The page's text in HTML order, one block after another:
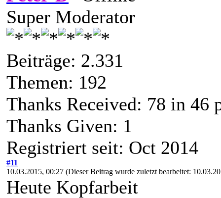
Super Moderator
Beiträge: 2.331
Themen: 192
Thanks Received: 78 in 46
Thanks Given: 1
Registriert seit: Oct 2014
#11
10.03.2015, 00:27 (Dieser Beitrag wurde zuletzt bearbeitet:
Heute Kopfarbeit